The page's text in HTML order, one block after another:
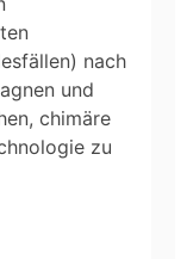
nach
und
chimäre
zu